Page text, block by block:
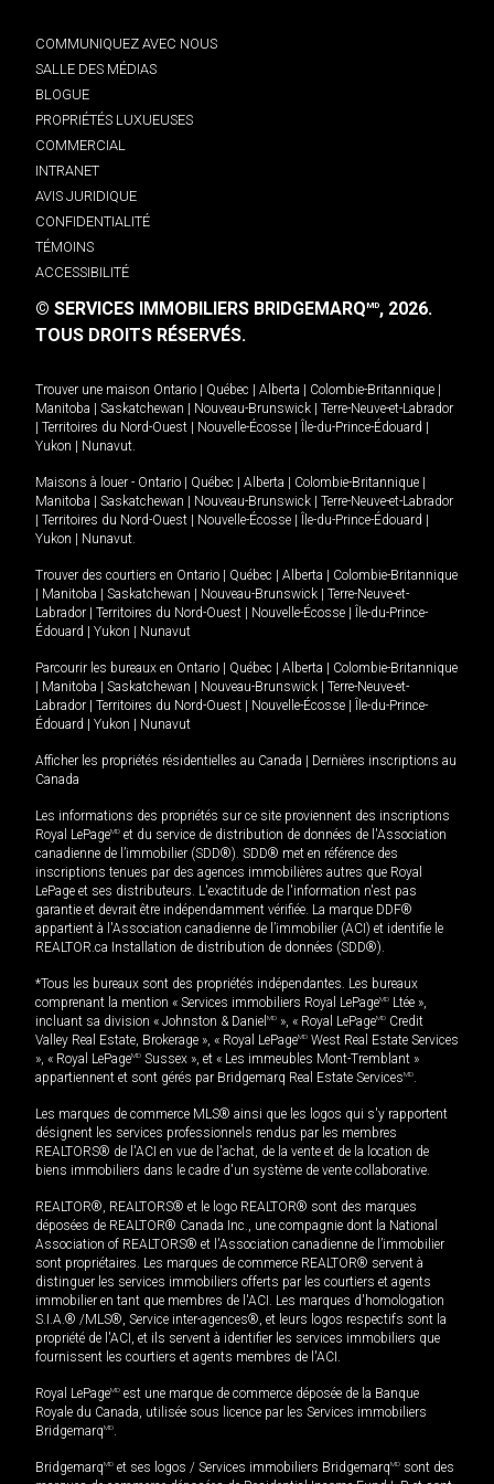
COMMUNIQUEZ AVEC NOUS
SALLE DES MÉDIAS
BLOGUE
PROPRIÉTÉS LUXUEUSES
COMMERCIAL
INTRANET
AVIS JURIDIQUE
CONFIDENTIALITÉ
TÉMOINS
ACCESSIBILITÉ
© SERVICES IMMOBILIERS BRIDGEMARQMD, 2026.
TOUS DROITS RÉSERVÉS.
Trouver une maison Ontario Québec Alberta Colombie-Britannique
Manitoba
Saskatchewan Nouveau-Brunswick
Terre-Neuve-et-Labrador
Territoires du Nord-Ouest Nouvelle-Écosse Île-du-Prince-Édouard
Yukon
Nunavut.
Maisons à louer - Ontario Québec Alberta Colombie-Britannique
Manitoba
Saskatchewan Nouveau-Brunswick
Terre-Neuve-et-Labrador
Territoires du Nord-Ouest Nouvelle-Écosse Île-du-Prince-Édouard
Yukon
Nunavut.
Trouver des courtiers en Ontario Québec Alberta
Colombie-Britannique
Manitoba Saskatchewan Nouveau-Brunswick
Terre-Neuve-et-
Labrador
Territoires du Nord-Ouest Nouvelle-Écosse
Île-du-Prince-
Édouard
Yukon Nunavut
Parcourir les bureaux en Ontario Québec Alberta
Colombie-Britannique
Manitoba Saskatchewan Nouveau-Brunswick
Terre-Neuve-et-
Labrador
Territoires du Nord-Ouest Nouvelle-Écosse
Île-du-Prince-
Édouard
Yukon Nunavut
Afficher les propriétés résidentielles au Canada
Dernières inscriptions au
Canada
Les informations des propriétés sur ce site proviennent des inscriptions
Royal LePageMD et du service de distribution de données de l'Association
canadienne de l’immobilier (SDD®). SDD® met en référence des
inscriptions tenues par des agences immobilières autres que Royal
LePage et ses distributeurs. L'exactitude de l'information n'est pas
garantie et devrait être indépendamment vérifiée. La marque DDF®
appartient à l'Association canadienne de l’immobilier (ACI) et identifie le
REALTOR.ca Installation de distribution de données (SDD®).
*Tous les bureaux sont des propriétés indépendantes. Les bureaux
comprenant la mention « Services immobiliers Royal LePageMD Ltée »,
incluant sa division « Johnston & Daniel MD », « Royal LePageMD Credit
Valley Real Estate, Brokerage », « Royal LePageMD West Real Estate Services
», « Royal LePageMD Sussex », et « Les immeubles Mont-Tremblant »
appartiennent et sont gérés par Bridgemarq Real Estate ServicesMD.
Les marques de commerce MLS® ainsi que les logos qui s'y rapportent
désignent les services professionnels rendus par les membres
REALTORS® de l'ACI en vue de l'achat, de la vente et de la location de
biens immobiliers dans le cadre d'un système de vente collaborative.
REALTOR®, REALTORS® et le logo REALTOR® sont des marques
déposées de REALTOR® Canada Inc., une compagnie dont la National
Association of REALTORS® et l'Association canadienne de l’immobilier
sont propriétaires. Les marques de commerce REALTOR® servent à
distinguer les services immobiliers offerts par les courtiers et agents
immobilier en tant que membres de l'ACI. Les marques d'homologation
S.I.A.® /MLS®, Service inter-agences®, et leurs logos respectifs sont la
propriété de l'ACI, et ils servent à identifier les services immobiliers que
fournissent les courtiers et agents membres de l'ACI.
Royal LePageMD est une marque de commerce déposée de la Banque
Royale du Canada, utilisée sous licence par les Services immobiliers
BridgemarqMD.
BridgemarqMD et ses logos / Services immobiliers BridgemarqMD sont des